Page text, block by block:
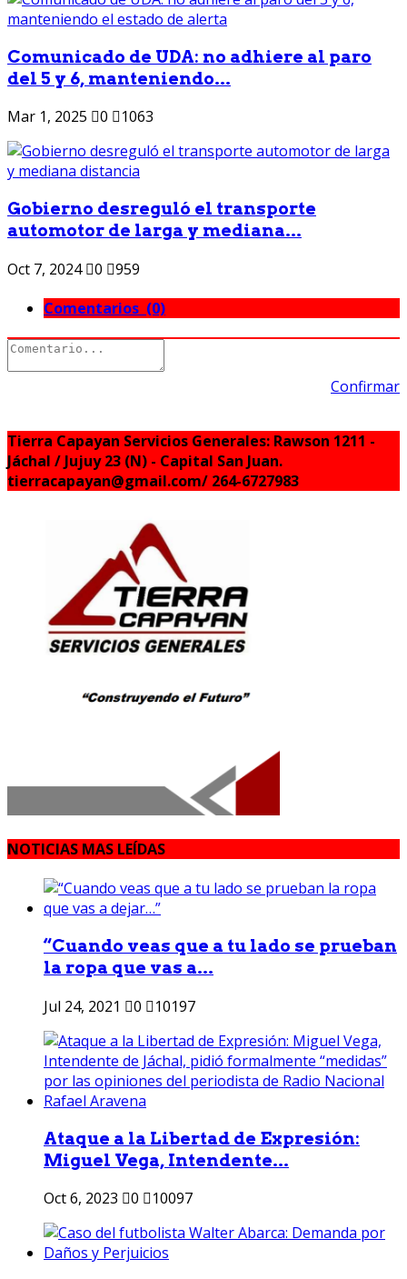
Comunicado de UDA: no adhiere al paro
del 5 y 6, manteniendo...
Mar 1, 2025 0 1063
Gobierno desreguló el transporte
automotor de larga y mediana...
Oct 7, 2024 0
959
Comentarios (0)
Confirmar
Tierra Capayan Servicios Generales: Rawson 1211 -
Jáchal / Jujuy 23 (N) - Capital San Juan.
tierracapayan@gmail.com/ 264-6727983
NOTICIAS MAS LEÍDAS
“Cuando veas que a tu lado se prueban
la ropa que vas a...
Jul 24, 2021 0 10197
Ataque a la Libertad de Expresión:
Miguel Vega, Intendente...
Oct 6, 2023 0 10097